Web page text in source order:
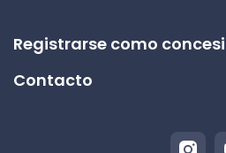
Registrarse como
Contacto